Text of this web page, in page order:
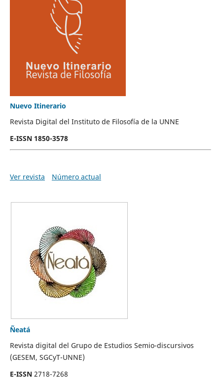
Nuevo Itinerario
Revista Digital del Instituto de Filosofía de la UNNE
E-ISSN 1850-3578
Ver revista Número actual
Ñeatá
Revista digital del Grupo de Estudios Semio-discursivos
(GESEM, SGCyT-UNNE)
E-ISSN2718-7268